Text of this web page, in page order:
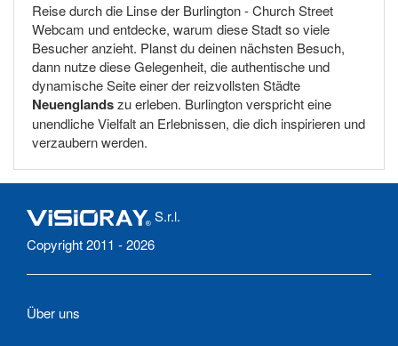
Reise durch die Linse der Burlington - Church Street
Webcam und entdecke, warum diese Stadt so viele
Besucher anzieht. Planst du deinen nächsten Besuch,
dann nutze diese Gelegenheit, die authentische und
dynamische Seite einer der reizvollsten Städte
Neuenglandszu erleben. Burlington verspricht eine
unendliche Vielfalt an Erlebnissen, die dich inspirieren und
verzaubern werden.
S.r.l.
Copyright 2011 - 2026
Über uns